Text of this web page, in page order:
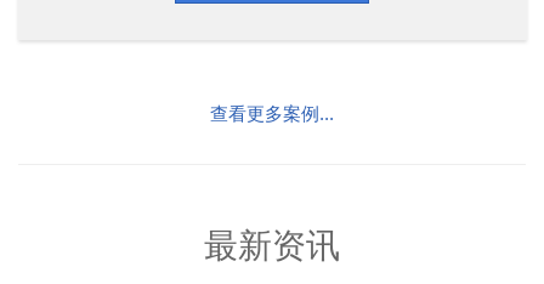
查看更多案例...
最新资讯